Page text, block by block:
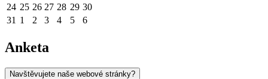
24 25 26 27 28 29 30
31 1 2 3 4 5 6
Anketa
Navštěvujete naše webové stránky?